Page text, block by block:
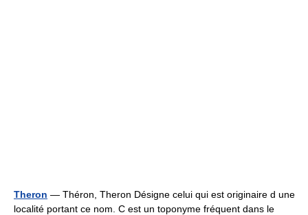
Theron — Théron, Theron Désigne celui qui est originaire d une
localité portant ce nom. C est un toponyme fréquent dans le